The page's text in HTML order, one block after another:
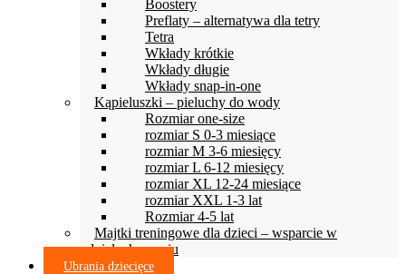
Boostery
Preflaty – alternatywa dla tetry
Tetra
Wkłady krótkie
Wkłady długie
Wkłady snap-in-one
Kąpieluszki – pieluchy do wody
Rozmiar one-size
rozmiar S 0-3 miesiące
rozmiar M 3-6 miesięcy
rozmiar L 6-12 miesięcy
rozmiar XL 12-24 miesiące
rozmiar XXL 1-3 lat
Rozmiar 4-5 lat
Majtki treningowe dla dzieci – wsparcie w
odpieluchowaniu
Ubrania dziecięce